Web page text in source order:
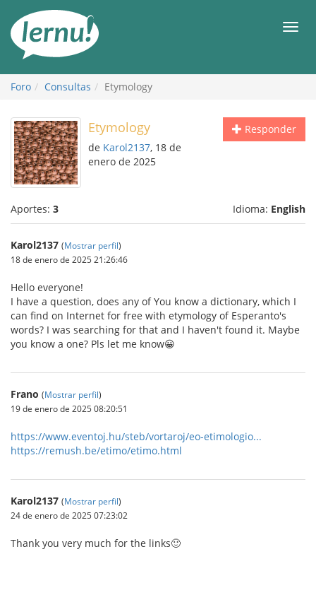
Foro Consultas Etymology
Responder
Etymology
de Karol2137, 18 de
enero de 2025
Aportes: 3 Idioma: English
Karol2137 (Mostrar perfil)
18 de enero de 2025 21:26:46
Hello everyone!
I have a question, does any of You know a dictionary, which I
can find on Internet for free with etymology of Esperanto's
words? I was searching for that and I haven't found it. Maybe
you know a one? Pls let me know😀
Frano (Mostrar perfil)
19 de enero de 2025 08:20:51
https://www.eventoj.hu/steb/vortaroj/eo-etimologio...
https://remush.be/etimo/etimo.html
Karol2137 (Mostrar perfil)
24 de enero de 2025 07:23:02
Thank you very much for the links🙂